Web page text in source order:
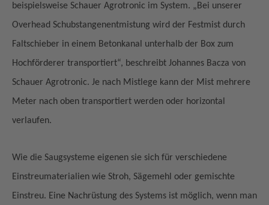
beispielsweise Schauer Agrotronic im System. „Bei unserer
Overhead Schubstangenentmistung wird der Festmist durch
Faltschieber in einem Betonkanal unterhalb der Box zum
Hochförderer transportiert“, beschreibt Johannes Bacza von
Schauer Agrotronic. Je nach Mistlege kann der Mist mehrere
Meter nach oben transportiert werden oder horizontal
verlaufen.
Wie die Saugsysteme eigenen sie sich für verschiedene
Einstreumaterialien wie Stroh, Sägemehl oder gemischte
Einstreu. Eine Nachrüstung des Systems ist möglich, wenn man